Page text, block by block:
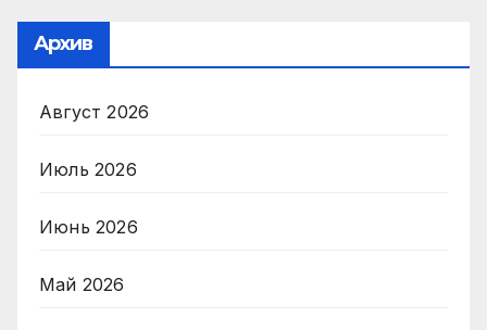
Архив
Август 2026
Июль 2026
Июнь 2026
Май 2026